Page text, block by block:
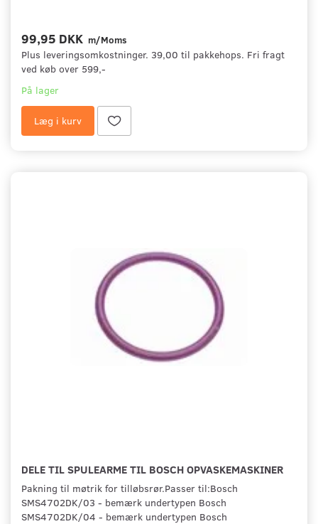
99,95 DKK m/Moms
Plus leveringsomkostninger. 39,00 til pakkehops. Fri fragt
ved køb over 599,-
På lager
Læg i kurv
DELE TIL SPULEARME TIL BOSCH OPVASKEMASKINER
Pakning til møtrik for tilløbsrør.Passer til:Bosch
SMS4702DK/03 - bemærk undertypen Bosch
SMS4702DK/04 - bemærk undertypen Bosch